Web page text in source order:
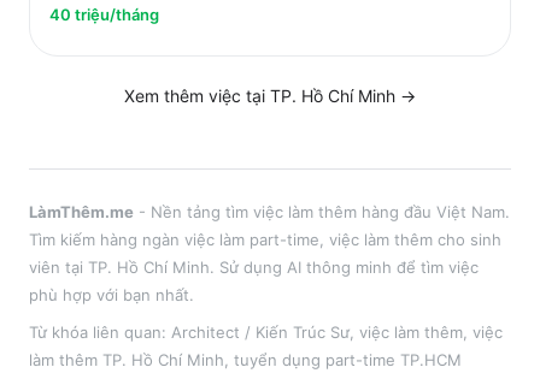
40 triệu/tháng
Xem thêm việc tại TP. Hồ Chí Minh →
LàmThêm.me - Nền tảng tìm việc làm thêm hàng đầu Việt Nam.
Tìm kiếm hàng ngàn việc làm part-time, việc làm thêm cho sinh
viên tại TP. Hồ Chí Minh. Sử dụng AI thông minh để tìm việc
phù hợp với bạn nhất.
Từ khóa liên quan: Architect / Kiến Trúc Sư việc làm thêm , việc
làm thêm TP. Hồ Chí Minh , tuyển dụng part-time TP.HCM